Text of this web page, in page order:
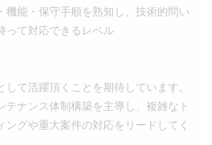
能・保守手順を熟知し、技術的問い
って対応できるレベル
て活躍頂くことを期待しています。
テナンス体制構築を主導し、複雑なト
ングや重大案件の対応をリードしてく